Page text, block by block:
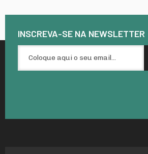
INSCREVA-SE NA NEWSLETTER